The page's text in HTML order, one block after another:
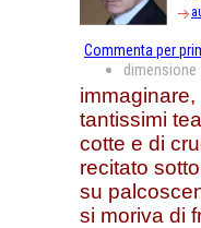
Commenta per
immaginare,
tantissimi
cotte e di
recitato
su
si moriva di